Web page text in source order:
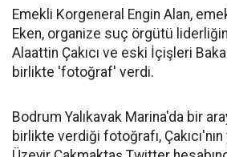
Emekli Korgeneral Engin Alan,
Eken, organize suç örgütü
Alaattin Çakıcı ve eski İçişleri
birlikte 'fotoğraf' verdi.
Bodrum Yalıkavak Marina'da bir
birlikte verdiği fotoğrafı, Çakıcı'nın